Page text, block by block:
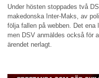
Under hösten stoppades två
makedonska Inter-Maks, av
följa fallen på webben. Det
men DSV anmäldes också för
ärendet nerlagt.